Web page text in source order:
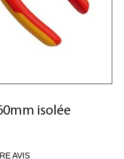
isolée
AVIS